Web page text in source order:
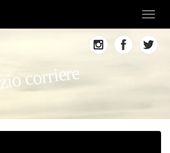
zio corriere